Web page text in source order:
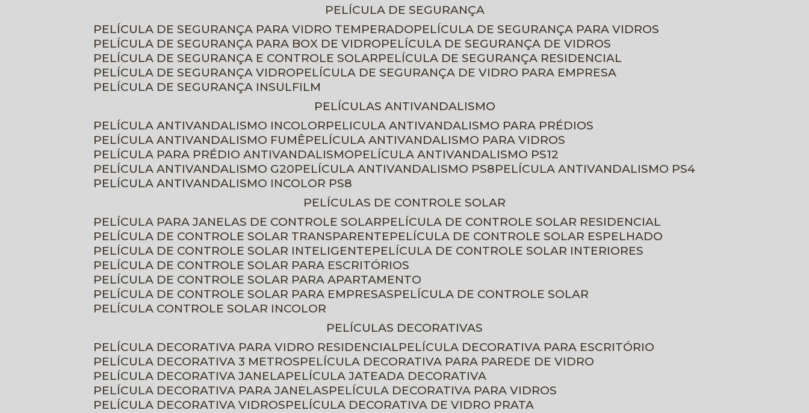
PELÍCULA DE SEGURANÇA
PELÍCULA DE SEGURANÇA PARA VIDRO TEMPERADO
PELÍCULA DE SEGURANÇA PARA VIDROS
PELÍCULA DE SEGURANÇA PARA BOX DE VIDRO
PELÍCULA DE SEGURANÇA DE VIDROS
PELÍCULA DE SEGURANÇA E CONTROLE SOLAR
PELÍCULA DE SEGURANÇA RESIDENCIAL
PELÍCULA DE SEGURANÇA VIDRO
PELÍCULA DE SEGURANÇA DE VIDRO PARA EMPRESA
PELÍCULA DE SEGURANÇA INSULFILM
PELÍCULAS ANTIVANDALISMO
PELÍCULA ANTIVANDALISMO INCOLOR
PELICULA ANTIVANDALISMO PARA PRÉDIOS
PELÍCULA ANTIVANDALISMO FUMÊ
PELÍCULA ANTIVANDALISMO PARA VIDROS
PELÍCULA PARA PRÉDIO ANTIVANDALISMO
PELÍCULA ANTIVANDALISMO PS12
PELÍCULA ANTIVANDALISMO G20
PELÍCULA ANTIVANDALISMO PS8
PELÍCULA ANTIVANDALISMO PS4
PELÍCULA ANTIVANDALISMO INCOLOR PS8
PELÍCULAS DE CONTROLE SOLAR
PELÍCULA PARA JANELAS DE CONTROLE SOLAR
PELÍCULA DE CONTROLE SOLAR RESIDENCIAL
PELÍCULA DE CONTROLE SOLAR TRANSPARENTE
PELÍCULA DE CONTROLE SOLAR ESPELHADO
PELÍCULA DE CONTROLE SOLAR INTELIGENTE
PELÍCULA DE CONTROLE SOLAR INTERIORES
PELÍCULA DE CONTROLE SOLAR PARA ESCRITÓRIOS
PELÍCULA DE CONTROLE SOLAR PARA APARTAMENTO
PELÍCULA DE CONTROLE SOLAR PARA EMPRESAS
PELÍCULA DE CONTROLE SOLAR
PELÍCULA CONTROLE SOLAR INCOLOR
PELÍCULAS DECORATIVAS
PELÍCULA DECORATIVA PARA VIDRO RESIDENCIAL
PELÍCULA DECORATIVA PARA ESCRITÓRIO
PELÍCULA DECORATIVA 3 METROS
PELÍCULA DECORATIVA PARA PAREDE DE VIDRO
PELÍCULA DECORATIVA JANELA
PELÍCULA JATEADA DECORATIVA
PELÍCULA DECORATIVA PARA JANELAS
PELÍCULA DECORATIVA PARA VIDROS
PELÍCULA DECORATIVA VIDROS
PELÍCULA DECORATIVA DE VIDRO PRATA